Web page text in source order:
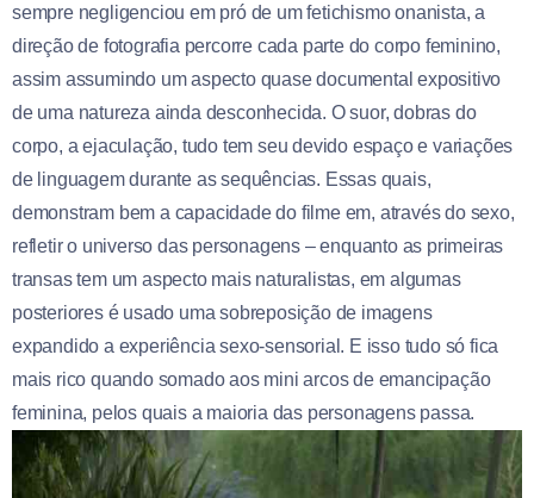
sempre negligenciou em pró de um fetichismo onanista, a
direção de fotografia percorre cada parte do corpo feminino,
assim assumindo um aspecto quase documental expositivo
de uma natureza ainda desconhecida. O suor, dobras do
corpo, a ejaculação, tudo tem seu devido espaço e variações
de linguagem durante as sequências. Essas quais,
demonstram bem a capacidade do filme em, através do sexo,
refletir o universo das personagens – enquanto as primeiras
transas tem um aspecto mais naturalistas, em algumas
posteriores é usado uma sobreposição de imagens
expandido a experiência sexo-sensorial. E isso tudo só fica
mais rico quando somado aos mini arcos de emancipação
feminina, pelos quais a maioria das personagens passa.